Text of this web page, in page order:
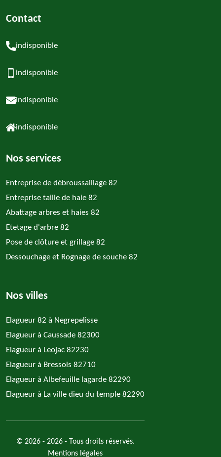
Contact
indisponible
indisponible
indisponible
indisponible
Nos services
Entreprise de débroussaillage 82
Entreprise taille de haie 82
Abattage arbres et haies 82
Etetage d'arbre 82
Pose de clôture et grillage 82
Dessouchage et Rognage de souche 82
Nos villes
Elagueur 82 à Negrepelisse
Elagueur à Caussade 82300
Elagueur à Leojac 82230
Elagueur à Bressols 82710
Elagueur à Albefeuille lagarde 82290
Elagueur à La ville dieu du temple 82290
© 2026 - 2026 - Tous droits réservés.
Mentions légales